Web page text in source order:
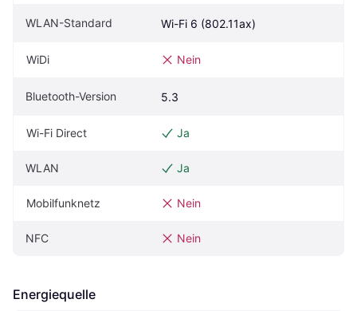
WLAN-Standard Wi-Fi 6 (802.11ax)
WiDi Nein
Bluetooth-Version 5.3
Wi-Fi Direct Ja
WLAN Ja
Mobilfunknetz Nein
NFC Nein
Energiequelle